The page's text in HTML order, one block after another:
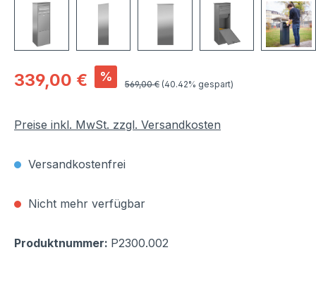
Verkaufspreis:
339,00 € % Regulärer Preis:
569,00 € (40.42% gespart)
Preise inkl. MwSt. zzgl. Versandkosten
Versandkostenfrei
Nicht mehr verfügbar
Produktnummer: P2300.002